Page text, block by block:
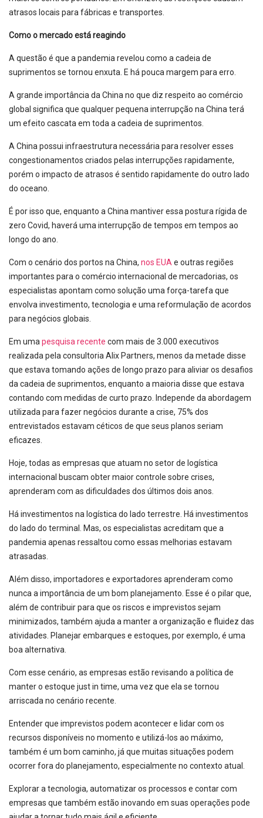
atrasos locais para fábricas e transportes.
Como o mercado está reagindo
A questão é que a pandemia revelou como a cadeia de
suprimentos se tornou enxuta. E há pouca margem para erro.
A grande importância da China no que diz respeito ao comércio
global significa que qualquer pequena interrupção na China terá
um efeito cascata em toda a cadeia de suprimentos.
A China possui infraestrutura necessária para resolver esses
congestionamentos criados pelas interrupções rapidamente,
porém o impacto de atrasos é sentido rapidamente do outro lado
do oceano.
É por isso que, enquanto a China mantiver essa postura rígida de
zero Covid, haverá uma interrupção de tempos em tempos ao
longo do ano.
Com o cenário dos portos na China, nos EUA e outras regiões
importantes para o comércio internacional de mercadorias, os
especialistas apontam como solução uma força-tarefa que
envolva investimento, tecnologia e uma reformulação de acordos
para negócios globais.
Em uma pesquisa recente com mais de 3.000 executivos
realizada pela consultoria Alix Partners, menos da metade disse
que estava tomando ações de longo prazo para aliviar os desafios
da cadeia de suprimentos, enquanto a maioria disse que estava
contando com medidas de curto prazo. Independe da abordagem
utilizada para fazer negócios durante a crise, 75% dos
entrevistados estavam céticos de que seus planos seriam
eficazes.
Hoje, todas as empresas que atuam no setor de logística
internacional buscam obter maior controle sobre crises,
aprenderam com as dificuldades dos últimos dois anos.
Há investimentos na logística do lado terrestre. Há investimentos
do lado do terminal. Mas, os especialistas acreditam que a
pandemia apenas ressaltou como essas melhorias estavam
atrasadas.
Além disso, importadores e exportadores aprenderam como
nunca a importância de um bom planejamento. Esse é o pilar que,
além de contribuir para que os riscos e imprevistos sejam
minimizados, também ajuda a manter a organização e fluidez das
atividades. Planejar embarques e estoques, por exemplo, é uma
boa alternativa.
Com esse cenário, as empresas estão revisando a política de
manter o estoque just in time, uma vez que ela se tornou
arriscada no cenário recente.
Entender que imprevistos podem acontecer e lidar com os
recursos disponíveis no momento e utilizá-los ao máximo,
também é um bom caminho, já que muitas situações podem
ocorrer fora do planejamento, especialmente no contexto atual.
Explorar a tecnologia, automatizar os processos e contar com
empresas que também estão inovando em suas operações pode